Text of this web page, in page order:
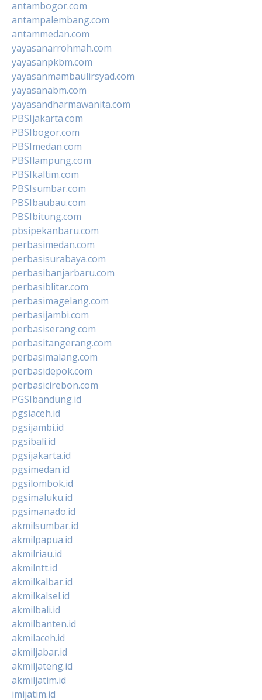
antambogor.com
antampalembang.com
antammedan.com
yayasanarrohmah.com
yayasanpkbm.com
yayasanmambaulirsyad.com
yayasanabm.com
yayasandharmawanita.com
PBSIjakarta.com
PBSIbogor.com
PBSImedan.com
PBSIlampung.com
PBSIkaltim.com
PBSIsumbar.com
PBSIbaubau.com
PBSIbitung.com
pbsipekanbaru.com
perbasimedan.com
perbasisurabaya.com
perbasibanjarbaru.com
perbasiblitar.com
perbasimagelang.com
perbasijambi.com
perbasiserang.com
perbasitangerang.com
perbasimalang.com
perbasidepok.com
perbasicirebon.com
PGSIbandung.id
pgsiaceh.id
pgsijambi.id
pgsibali.id
pgsijakarta.id
pgsimedan.id
pgsilombok.id
pgsimaluku.id
pgsimanado.id
akmilsumbar.id
akmilpapua.id
akmilriau.id
akmilntt.id
akmilkalbar.id
akmilkalsel.id
akmilbali.id
akmilbanten.id
akmilaceh.id
akmiljabar.id
akmiljateng.id
akmiljatim.id
imijatim.id